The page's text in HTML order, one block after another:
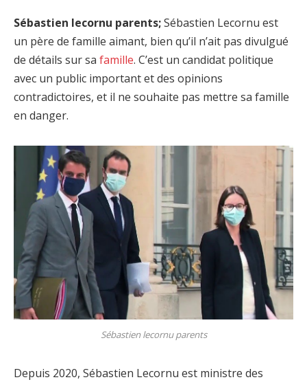
Sébastien lecornu parents;Sébastien Lecornu est
un père de famille aimant, bien qu’il n’ait pas divulgué
de détails sur sa famille. C’est un candidat politique
avec un public important et des opinions
contradictoires, et il ne souhaite pas mettre sa famille
en danger.
Sébastien lecornu parents
Depuis 2020, Sébastien Lecornu est ministre des